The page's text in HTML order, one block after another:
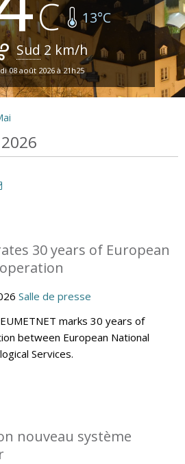
13°C
Sud 2 km/h
08 août 2026 à 21h25
30 years of European
Salle de presse
marks 30 years of
between European National
Services.
nouveau système